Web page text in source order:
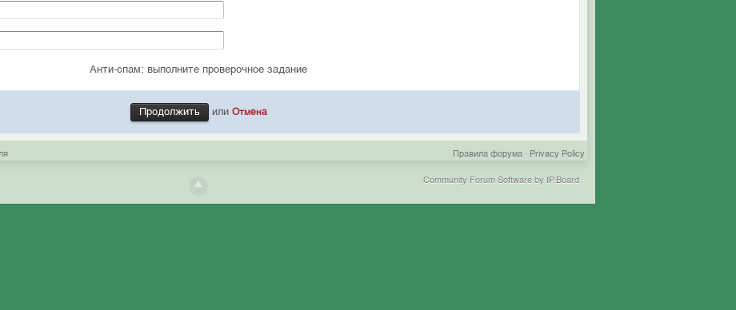
Анти-спам: выполните проверочное задание
или Отмена
Privacy Policy
Правила форума ·
Community Forum Software by IP.Board